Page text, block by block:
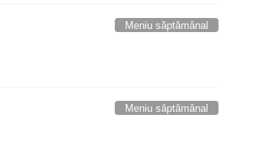
Meniu săptămânal
Meniu săptămânal